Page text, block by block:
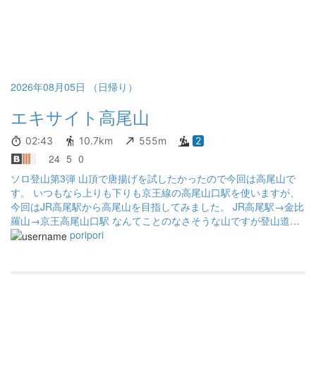
2026年08月05日 （日帰り）
エキサイト高尾山
02:43 10.7km 555m 2
24 5 0
ソロ登山第3弾 山頂で唐揚げを試したかったので今回は高尾山で
す。 いつもなら上りも下りも京王線の高尾山口駅を使いますが、
今回はJR高尾駅から高尾山を目指してみました。 JR高尾駅→金比
羅山→京王高尾山口駅 なんてことのなさそうな山ですが登山道は
草木で荒れています 誰も立ち入らないのか蜘蛛の巣や虫大量、草
poripori